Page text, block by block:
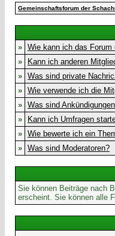
Gemeinschaftsforum der
» Wie kann ich das Forum
»
Kann ich anderen
» Was sind private
» Wie verwende ich die
» Was sind
»
Kann ich Umfragen
» Wie bewerte ich ein
» Was sind Moderatoren?
Sie können Beiträge nach
erscheint. Sie können alle